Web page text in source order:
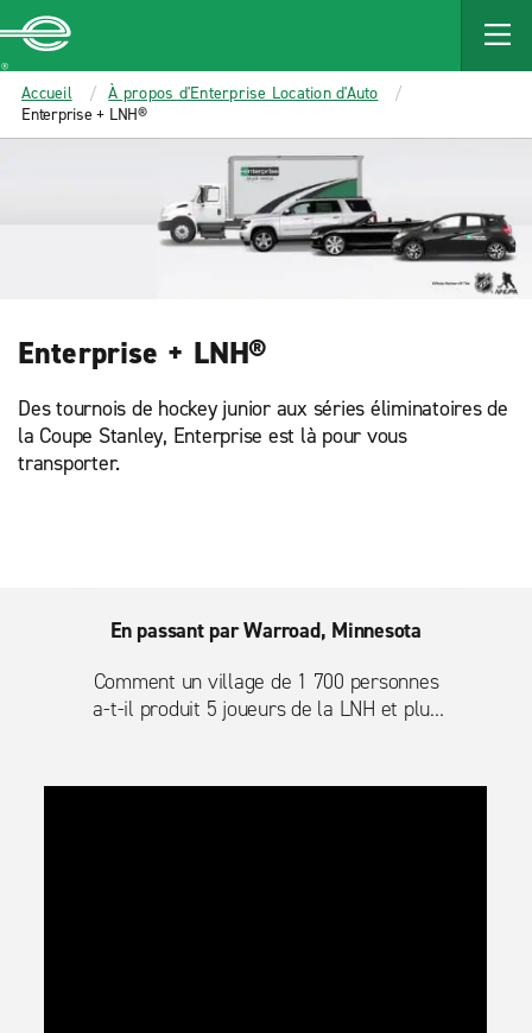
MAIN
CONTENT
Enterprise
Accueil
À propos d'Enterprise Location d'Auto
Enterprise + LNH®
Enterprise + LNH®
Des tournois de hockey junior aux séries éliminatoires de
la Coupe Stanley, Enterprise est là pour vous
transporter.
En passant par Warroad, Minnesota
Comment un village de 1 700 personnes
a-t-il produit 5 joueurs de la LNH et plus
Warroad au Minnesota.